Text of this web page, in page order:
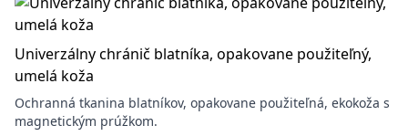
Univerzálny chránič blatníka, opakovane použiteľný,
umelá koža
Ochranná tkanina blatníkov, opakovane použiteľná, ekokoža s
magnetickým prúžkom.